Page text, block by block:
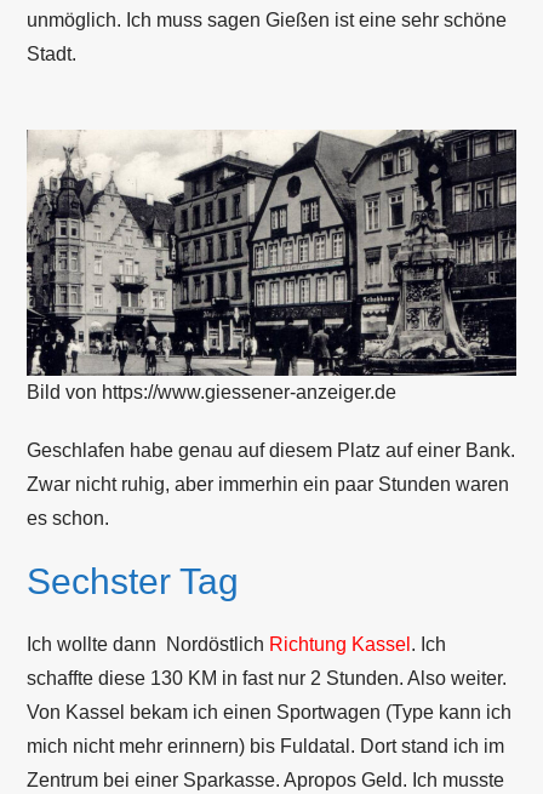
unmöglich. Ich muss sagen Gießen ist eine sehr schöne
Stadt.
Bild von https://www.giessener-anzeiger.de
Geschlafen habe genau auf diesem Platz auf einer Bank.
Zwar nicht ruhig, aber immerhin ein paar Stunden waren
es schon.
Sechster Tag
Ich wollte dann Nordöstlich Richtung Kassel . Ich
schaffte diese 130 KM in fast nur 2 Stunden. Also weiter.
Von Kassel bekam ich einen Sportwagen (Type kann ich
mich nicht mehr erinnern) bis Fuldatal. Dort stand ich im
Zentrum bei einer Sparkasse. Apropos Geld. Ich musste